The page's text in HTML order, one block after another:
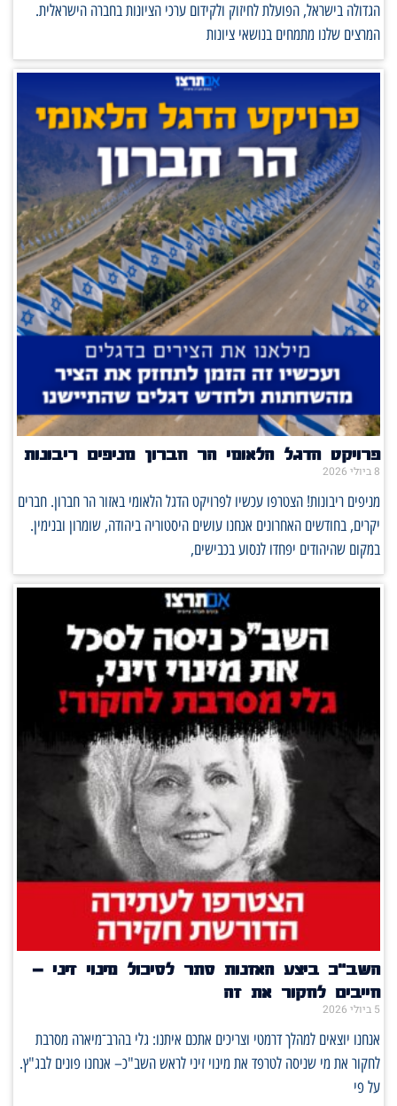
הגדולה בישראל, הפועלת לחיזוק ולקידום ערכי הציונות בחברה הישראלית.
המרצים שלנו מתמחים בנושאי ציונות
פרויקט הדגל הלאומי הר חברון מניפים ריבונות
8 ביולי 2026
מניפים ריבונות! הצטרפו עכשיו לפרויקט הדגל הלאומי באזור הר חברון. חברים
יקרים, בחודשים האחרונים אנחנו עושים היסטוריה ביהודה, שומרון ובנימין.
במקום שהיהודים יפחדו לנסוע בכבישים,
השב"כ ביצע האזנות סתר לסיכול מינוי זיני –
חייבים לחקור את זה
5 ביולי 2026
אנחנו יוצאים למהלך דרמטי וצריכים אתכם איתנו: גלי בהרב־מיארה מסרבת
לחקור את מי שניסה לטרפד את מינוי זיני לראש השב"כ– אנחנו פונים לבג"ץ.
על פי